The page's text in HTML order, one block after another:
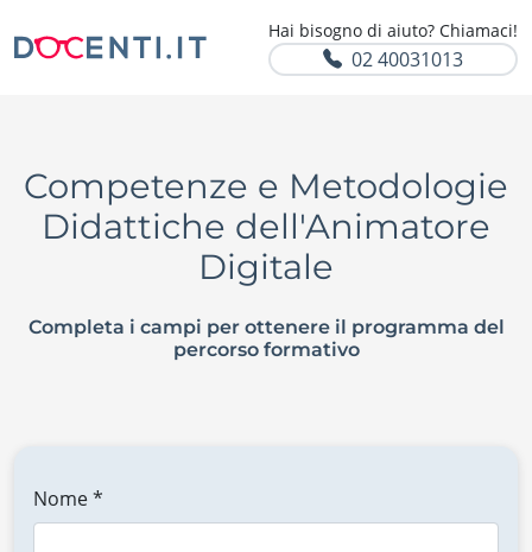
Hai bisogno di aiuto? Chiamaci!
02 40031013
Competenze e Metodologie
Didattiche dell'Animatore
Digitale
Completa i campi per ottenere il programma del
percorso formativo
Nome *